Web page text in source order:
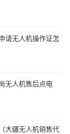
请无人机操作证怎
无人机售后点电
大疆无人机销售代